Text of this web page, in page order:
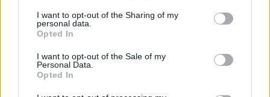
I want to opt-out of the Sharing of my
personal data.
Opted In
I want to opt-out of the Sale of my
Personal Data.
Opted In
torna l’esercitazione
di Protezione Civile
Un Po di Sesia
due giorni di
fiume Po